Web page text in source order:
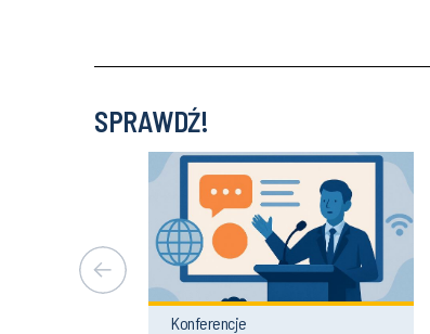
SPRAWDŹ!
Konferencje